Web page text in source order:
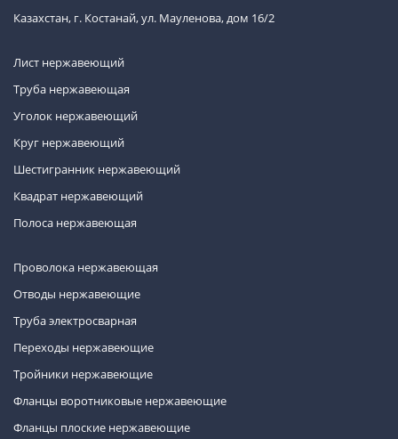
Казахстан, г. Костанай, ул. Мауленова, дом 16/2
Лист нержавеющий
Труба нержавеющая
Уголок нержавеющий
Круг нержавеющий
Шестигранник нержавеющий
Квадрат нержавеющий
Полоса нержавеющая
Проволока нержавеющая
Отводы нержавеющие
Труба электросварная
Переходы нержавеющие
Тройники нержавеющие
Фланцы воротниковые нержавеющие
Фланцы плоские нержавеющие